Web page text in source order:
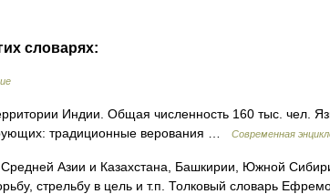
словарях:
Индии. Общая численность 160 тыс. чел.
традиционные верования …
Современная
Азии и Казахстана, Башкирии, Южной
стрельбу в цель и т.п. Толковый словарь